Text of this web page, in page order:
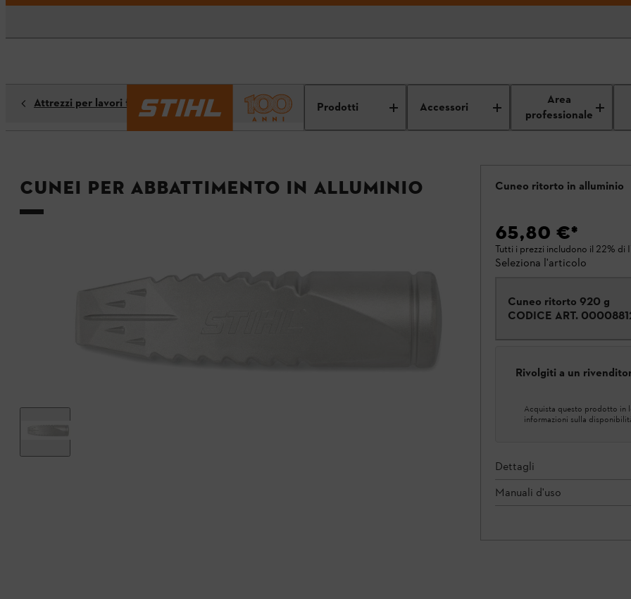
Prodotti Accessori
Area
professionale
Attrezzi per lavori forestali
Cunei per abbattimento in alluminio Cuneo ritorto in alluminio
65,80 €*
Tutti i prezzi includono il 22% di
Seleziona l'articolo
Cuneo ritorto 920 g
CODICE ART.
Rivolgiti a un
Acquista questo prodotto in
informazioni sulla
Dettagli
Manuali d'uso